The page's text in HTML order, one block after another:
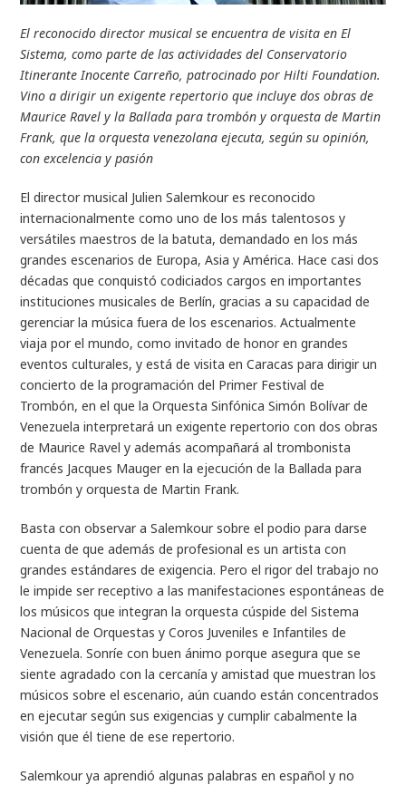
El reconocido director musical se encuentra de visita en El
Sistema, como parte de las actividades del Conservatorio
Itinerante Inocente Carreño, patrocinado por Hilti Foundation.
Vino a dirigir un exigente repertorio que incluye dos obras de
Maurice Ravel y la Ballada para trombón y orquesta de Martin
Frank, que la orquesta venezolana ejecuta, según su opinión,
con excelencia y pasión
El director musical Julien Salemkour es reconocido
internacionalmente como uno de los más talentosos y
versátiles maestros de la batuta, demandado en los más
grandes escenarios de Europa, Asia y América. Hace casi dos
décadas que conquistó codiciados cargos en importantes
instituciones musicales de Berlín, gracias a su capacidad de
gerenciar la música fuera de los escenarios. Actualmente
viaja por el mundo, como invitado de honor en grandes
eventos culturales, y está de visita en Caracas para dirigir un
concierto de la programación del Primer Festival de
Trombón, en el que la Orquesta Sinfónica Simón Bolívar de
Venezuela interpretará un exigente repertorio con dos obras
de Maurice Ravel y además acompañará al trombonista
francés Jacques Mauger en la ejecución de la Ballada para
trombón y orquestade Martin Frank.
Basta con observar a Salemkour sobre el podio para darse
cuenta de que además de profesional es un artista con
grandes estándares de exigencia. Pero el rigor del trabajo no
le impide ser receptivo a las manifestaciones espontáneas de
los músicos que integran la orquesta cúspide del Sistema
Nacional de Orquestas y Coros Juveniles e Infantiles de
Venezuela. Sonríe con buen ánimo porque asegura que se
siente agradado con la cercanía y amistad que muestran los
músicos sobre el escenario, aún cuando están concentrados
en ejecutar según sus exigencias y cumplir cabalmente la
visión que él tiene de ese repertorio.
Salemkour ya aprendió algunas palabras en español y no